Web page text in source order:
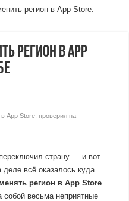
регион в App Store:
регион в App
App Store: проверил на
страну — и вот
деле всё оказалось куда
менять регион в App Store
собой весьма неприятные